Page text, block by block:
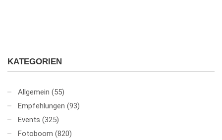
KATEGORIEN
Allgemein (55)
Empfehlungen (93)
Events (325)
Fotoboom (820)